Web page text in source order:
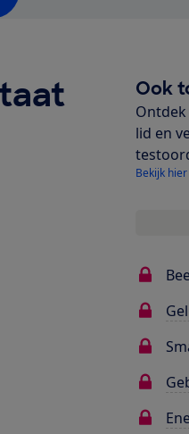
Ook
lid en
Bekijk